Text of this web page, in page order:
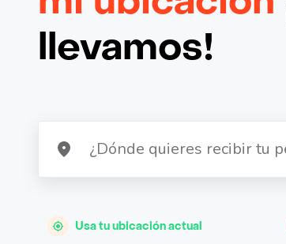
llevamos!
Usa tu ubicación actual